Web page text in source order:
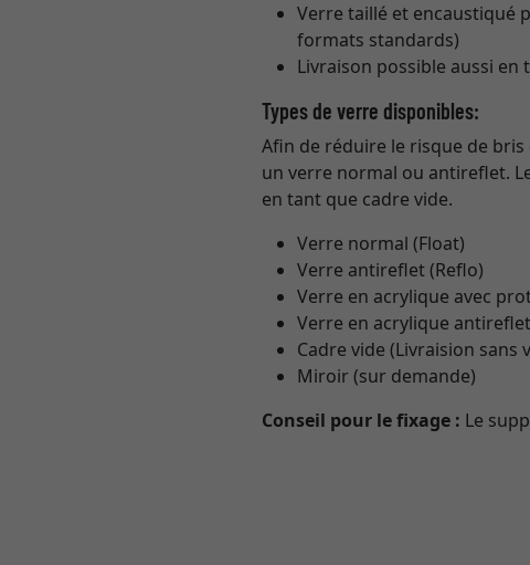
Verre taillé et encaustiqué
formats standards)
Livraison possible aussi en
Types de verre disponibles:
Afin de réduire le risque de bris
un verre normal ou antireflet.
en tant que cadre vide.
Verre normal (Float)
Verre antireflet (Reflo)
Verre en acrylique avec
Verre en acrylique
Cadre vide (Livraision
Miroir (sur demande)
Conseil pour le fixage : Le